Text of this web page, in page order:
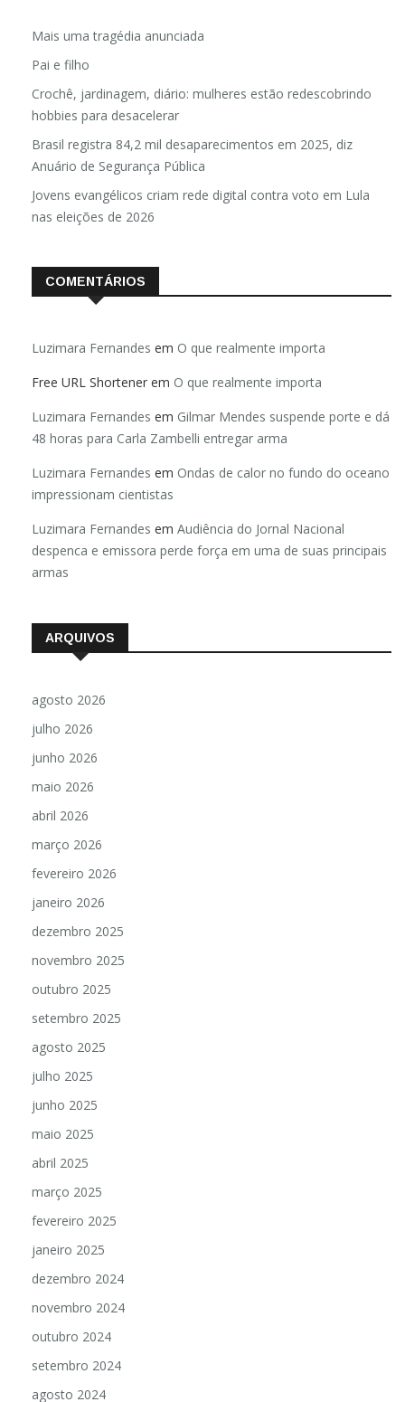
Mais uma tragédia anunciada
Pai e filho
Crochê, jardinagem, diário: mulheres estão redescobrindo
hobbies para desacelerar
Brasil registra 84,2 mil desaparecimentos em 2025, diz
Anuário de Segurança Pública
Jovens evangélicos criam rede digital contra voto em Lula
nas eleições de 2026
COMENTÁRIOS
Luzimara Fernandes em O que realmente importa
Free URL Shortener em O que realmente importa
Luzimara Fernandes em Gilmar Mendes suspende porte e dá
48 horas para Carla Zambelli entregar arma
Luzimara Fernandes em Ondas de calor no fundo do oceano
impressionam cientistas
Luzimara Fernandes em Audiência do Jornal Nacional
despenca e emissora perde força em uma de suas principais
armas
ARQUIVOS
agosto 2026
julho 2026
junho 2026
maio 2026
abril 2026
março 2026
fevereiro 2026
janeiro 2026
dezembro 2025
novembro 2025
outubro 2025
setembro 2025
agosto 2025
julho 2025
junho 2025
maio 2025
abril 2025
março 2025
fevereiro 2025
janeiro 2025
dezembro 2024
novembro 2024
outubro 2024
setembro 2024
agosto 2024